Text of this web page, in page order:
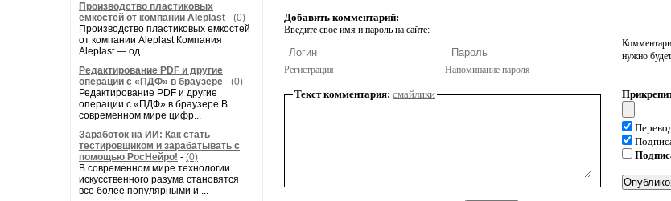
Производство пластиковых
емкостей от компании Aleplast - (0)
Производство пластиковых емкостей
от компании Aleplast Компания
Aleplast — од...
Редактирование PDF и другие
операции с «ПДФ» в браузере - (0)
Редактирование PDF и другие
операции с «ПДФ» в браузере В
современном мире цифр...
Заработок на ИИ: Как стать
тестировщиком и зарабатывать с
помощью РосНейро! - (0)
В современном мире технологии
искусственного разума становятся
все более популярными и ...
Добавить комментарий:
Введите свое имя и пароль на сайте:
Регистрация Напоминание пароля
нужно
Текст комментария: смайлики